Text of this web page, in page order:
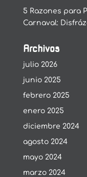
5 Razones para
Carnaval:
Archivos
julio 2026
junio 2025
febrero 2025
enero 2025
diciembre 2024
agosto 2024
mayo 2024
marzo 2024